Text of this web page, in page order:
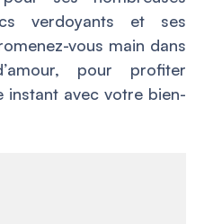
verdoyants et ses
vous main dans
pour profiter
instant avec votre bien-